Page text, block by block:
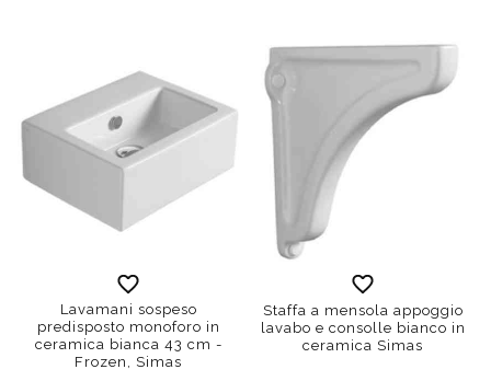
Lavamani sospeso
predisposto monoforo in
ceramica bianca 43 cm -
Frozen, Simas
Staffa a mensola appoggio
lavabo e consolle bianco in
ceramica Simas